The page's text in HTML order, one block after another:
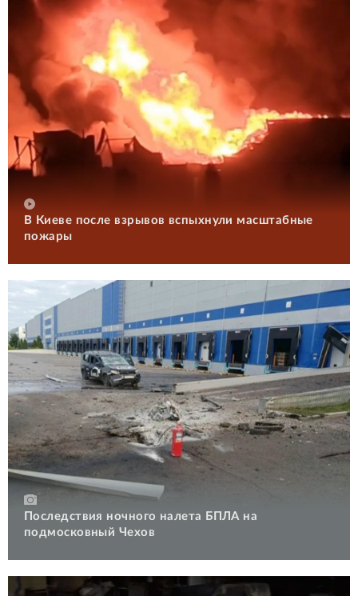
В Киеве после взрывов вспыхнули масштабные
пожары
Последствия ночного налета БПЛА на
подмосковный Чехов